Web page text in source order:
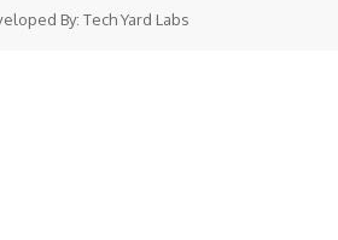
By: Tech Yard Labs